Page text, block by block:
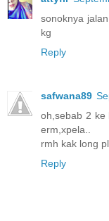
sonoknya
kg
Reply
safwana89
oh,sebab 2 ke
erm,xpela..
rmh kak long
Reply